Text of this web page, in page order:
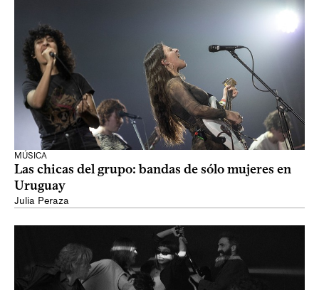
MÚSICA
Las chicas del grupo: bandas de sólo mujeres en
Uruguay
Julia Peraza